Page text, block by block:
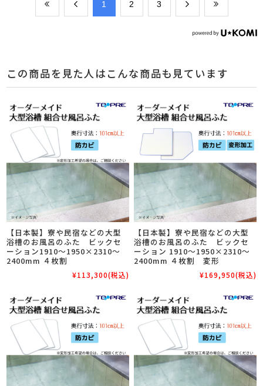
​1 ​2 ​3
この商品を見た人はこんな商品も見ています
【日本製】寮や民宿などの大型
浴槽のお風呂のふた ビックセ
ーション1910～1950×2310～
2400mm ４枚割
¥113,300(税込)
【日本製】寮や民宿などの大型
浴槽のお風呂のふた ビックセ
ーション 1910～1950×2310～
2400mm ４枚割 変形
¥169,950(税込)